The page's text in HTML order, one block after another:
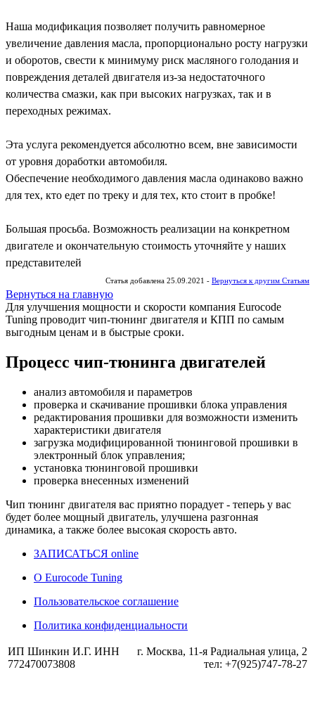
Наша модификация позволяет получить равномерное
увеличение давления масла, пропорционально росту нагрузки
и оборотов, свести к минимуму риск масляного голодания и
повреждения деталей двигателя из-за недостаточного
количества смазки, как при высоких нагрузках, так и в
переходных режимах.
Эта услуга рекомендуется абсолютно всем, вне зависимости
от уровня доработки автомобиля.
Обеспечение необходимого давления масла одинаково важно
для тех, кто едет по треку и для тех, кто стоит в пробке!
Большая просьба. Возможность реализации на конкретном
двигателе и окончательную стоимость уточняйте у наших
представителей
Статья добавлена 25.09.2021 - Вернуться к другим Статьям
Вернуться на главную
Для улучшения мощности и скорости компания Eurocode
Tuning проводит чип-тюнинг двигателя и КПП по самым
выгодным ценам и в быстрые сроки.
Процесс чип-тюнинга двигателей
анализ автомобиля и параметров
проверка и скачивание прошивки блока управления
редактирования прошивки для возможности изменить
характеристики двигателя
загрузка модифицированной тюнинговой прошивки в
электронный блок управления;
установка тюнинговой прошивки
проверка внесенных изменений
Чип тюнинг двигателя вас приятно порадует - теперь у вас
будет более мощный двигатель, улучшена разгонная
динамика, а также более высокая скорость авто.
ЗАПИСАТЬСЯ online
О Eurocode Tuning
Пользовательское соглашение
Политика конфиденциальности
ИП Шинкин И.Г. ИНН
772470073808
г. Москва, 11-я Радиальная улица, 2
тел: +7(925)747-78-27